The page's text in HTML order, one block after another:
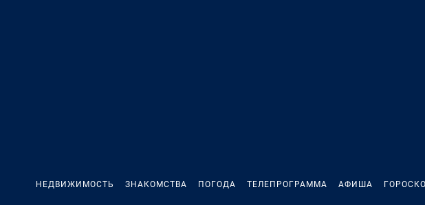
НЕДВИЖИМОСТЬ ЗНАКОМСТВА ПОГОДА ТЕЛЕПРОГРАММА АФИША